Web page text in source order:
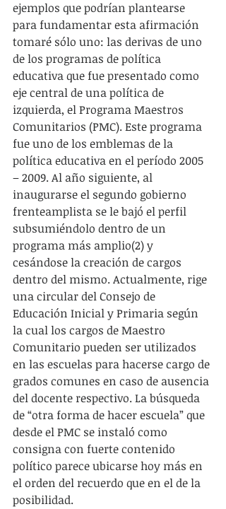
ejemplos que podrían plantearse
para fundamentar esta afirmación
tomaré sólo uno: las derivas de uno
de los programas de política
educativa que fue presentado como
eje central de una política de
izquierda, el Programa Maestros
Comunitarios (PMC). Este programa
fue uno de los emblemas de la
política educativa en el período 2005
– 2009. Al año siguiente, al
inaugurarse el segundo gobierno
frenteamplista se le bajó el perfil
subsumiéndolo dentro de un
programa más amplio(2) y
cesándose la creación de cargos
dentro del mismo. Actualmente, rige
una circular del Consejo de
Educación Inicial y Primaria según
la cual los cargos de Maestro
Comunitario pueden ser utilizados
en las escuelas para hacerse cargo de
grados comunes en caso de ausencia
del docente respectivo. La búsqueda
de “otra forma de hacer escuela” que
desde el PMC se instaló como
consigna con fuerte contenido
político parece ubicarse hoy más en
el orden del recuerdo que en el de la
posibilidad.